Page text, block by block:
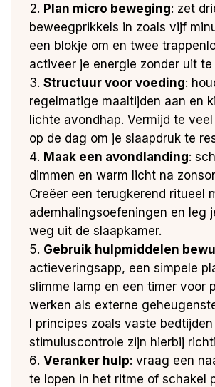
Plan micro beweging: zet
beweegprikkels in zoals vijf
een blokje om en twee
activeer je energie zonder uit te
Structuur voor voeding:
regelmatige maaltijden aan en
lichte avondhap. Vermijd te
op de dag om je slaapdruk te
Maak een avondlanding:
dimmen en warm licht na
Creëer een terugkerend ritueel
ademhalingsoefeningen en leg
weg uit de slaapkamer.
Gebruik hulpmiddelen
actieveringsapp, een simpele
slimme lamp en een timer voor
werken als externe
I principes zoals vaste bedtijden
stimuluscontrole zijn hierbij
Veranker hulp: vraag een
te lopen in het ritme of schakel